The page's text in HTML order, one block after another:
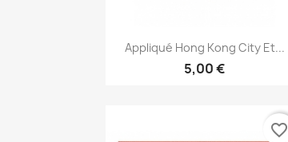
Aperçu rapide
Appliqué Hong Kong City Et...
5,00 €
favorite_border